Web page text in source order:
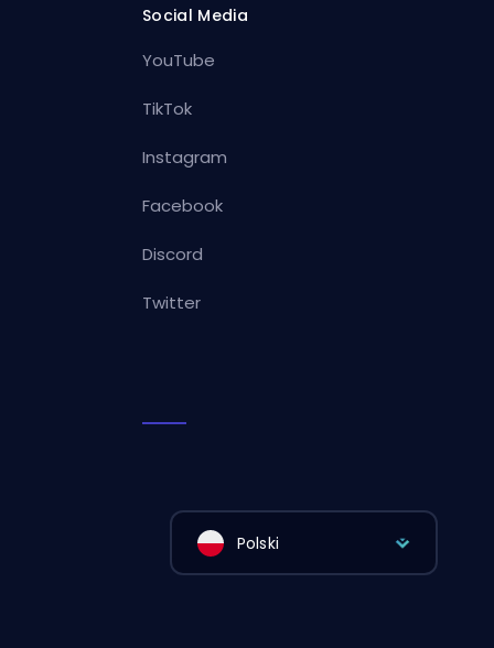
Social Media
YouTube
TikTok
Instagram
Facebook
Discord
Twitter
Polski